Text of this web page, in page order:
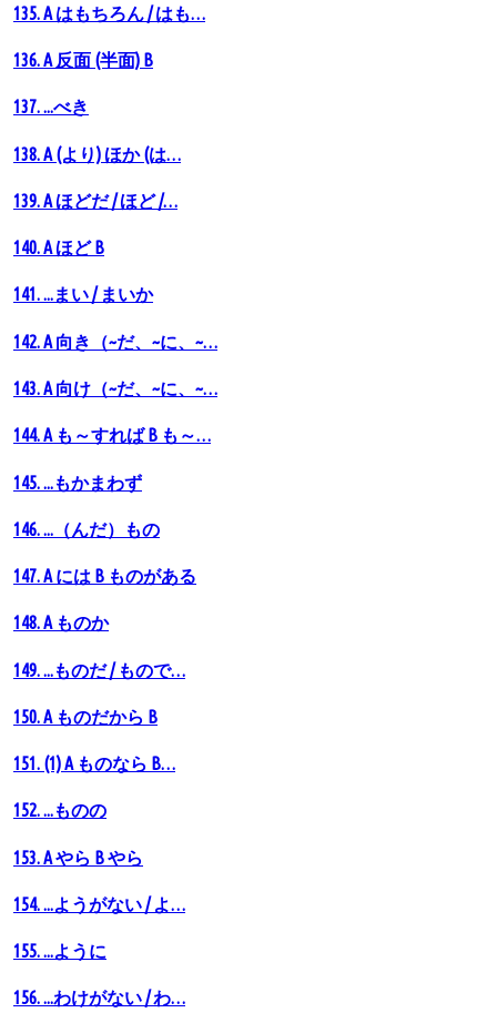
135. A はもちろん / はも…
136. A 反面 (半面) B
137. ...べき
138. A (より) ほか (は…
139. A ほどだ / ほど /…
140. A ほど B
141. ...まい / まいか
142. A 向き（~だ、~に、~…
143. A 向け（~だ、~に、~…
144. A も～すれば B も～…
145. ...もかまわず
146. ...（んだ）もの
147. A には B ものがある
148. А ものか
149. ...ものだ / もので…
150. A ものだから B
151. (1) A ものなら B…
152. ...ものの
153. A やら B やら
154. ...ようがない / よ…
155. ...ように
156. ...わけがない / わ…